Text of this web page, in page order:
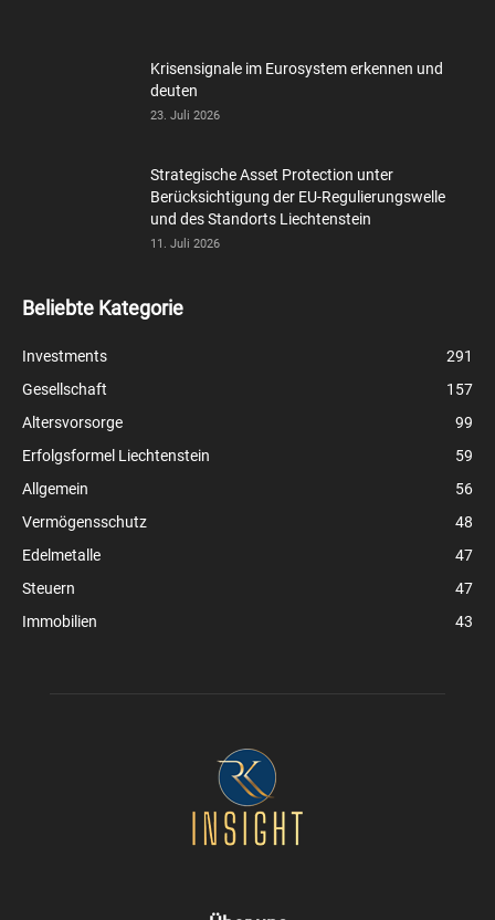
Krisensignale im Eurosystem erkennen und
deuten
23. Juli 2026
Strategische Asset Protection unter
Berücksichtigung der EU-Regulierungswelle
und des Standorts Liechtenstein
11. Juli 2026
Beliebte Kategorie
Investments
291
Gesellschaft
157
Altersvorsorge
99
Erfolgsformel Liechtenstein
59
Allgemein
56
Vermögensschutz
48
Edelmetalle
47
Steuern
47
Immobilien
43